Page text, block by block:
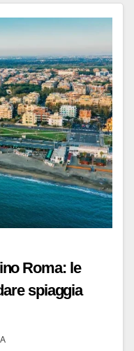
Roma: le
spiaggia